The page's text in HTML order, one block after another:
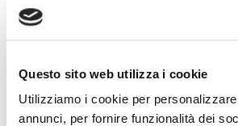
Questo sito web utilizza i cookie
Utilizziamo i cookie per
annunci, per fornire funzionalità dei
pagamento sia con
sensibile riduzione rispetto
rilevazioni…
…ma ciò non si traduce in